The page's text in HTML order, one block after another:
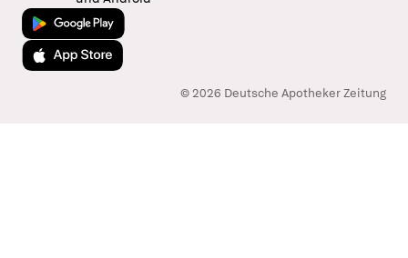
Jetzt bei Google Play
Laden im App Store
© 2026 Deutsche Apotheker Zeitung